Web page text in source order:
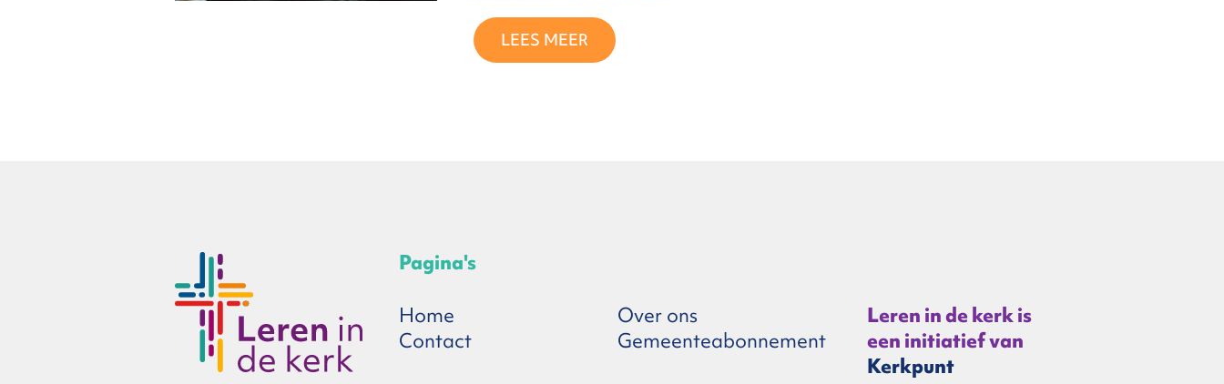
LEES MEER
Pagina's
Home
Contact
Over ons
Gemeenteabonnement
Leren in de kerk is
een initiatief van
Kerkpunt